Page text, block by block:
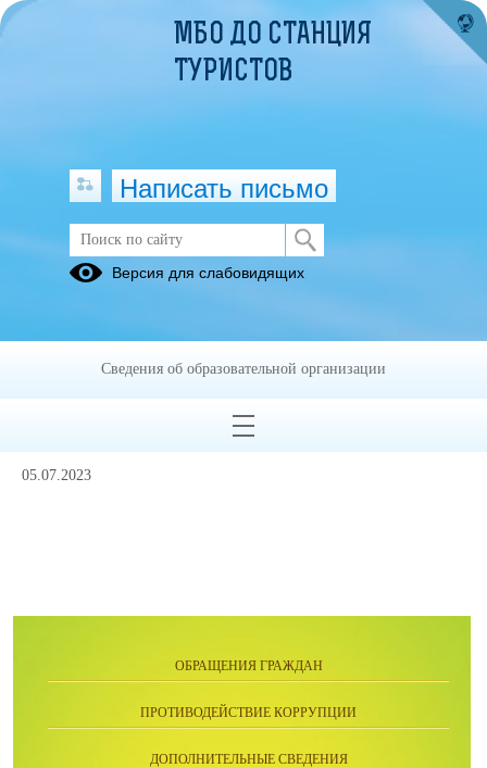
Сведения о доходах, расходах, об
имуществе и обязательствах
Декларация
05.07.2023
ОБРАЩЕНИЯ ГРАЖДАН
ПРОТИВОДЕЙСТВИЕ КОРРУПЦИИ
ДОПОЛНИТЕЛЬНЫЕ СВЕДЕНИЯ
МБО ДО СТАНЦИЯ
ТУРИСТОВ
Написать письмо
Версия для слабовидящих
Сведения об образовательной организации